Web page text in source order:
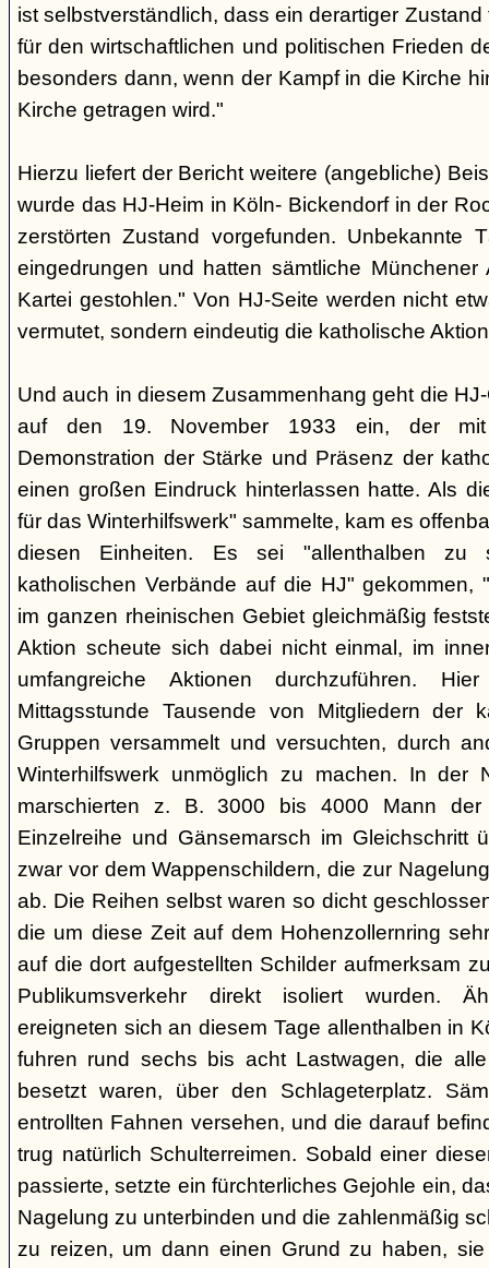
ist selbstverständlich, dass ein derartiger
für den wirtschaftlichen und politischen Frieden
besonders dann, wenn der Kampf in die Kirche
Kirche getragen wird."
Hierzu liefert der Bericht weitere (angebliche)
wurde das HJ-Heim in Köln- Bickendorf in der
zerstörten Zustand vorgefunden. Unbekannte
eingedrungen und hatten sämtliche
Kartei gestohlen." Von HJ-Seite werden nicht
vermutet, sondern eindeutig die katholische
Und auch in diesem Zusammenhang geht die
auf den 19. November 1933 ein, der mit
Demonstration der Stärke und Präsenz der
einen großen Eindruck hinterlassen hatte. Als
für das Winterhilfswerk" sammelte, kam es
diesen Einheiten. Es sei "allenthalben zu
katholischen Verbände auf die HJ" gekommen,
im ganzen rheinischen Gebiet gleichmäßig
Aktion scheute sich dabei nicht einmal, im
umfangreiche Aktionen durchzuführen.
Mittagsstunde Tausende von Mitgliedern der
Gruppen versammelt und versuchten, durch
Winterhilfswerk unmöglich zu machen. In der
marschierten z. B. 3000 bis 4000 Mann der
Einzelreihe und Gänsemarsch im Gleichschritt
zwar vor dem Wappenschildern, die zur
ab. Die Reihen selbst waren so dicht
die um diese Zeit auf dem Hohenzollernring
auf die dort aufgestellten Schilder aufmerksam
Publikumsverkehr direkt isoliert wurden.
ereigneten sich an diesem Tage allenthalben in
fuhren rund sechs bis acht Lastwagen, die
besetzt waren, über den Schlageterplatz.
entrollten Fahnen versehen, und die darauf
trug natürlich Schulterreimen. Sobald einer
passierte, setzte ein fürchterliches Gejohle ein,
Nagelung zu unterbinden und die zahlenmäßig
zu reizen, um dann einen Grund zu haben,